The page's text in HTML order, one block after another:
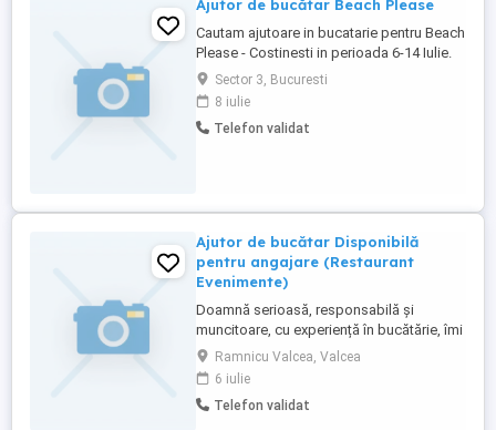
Ajutor de bucătar Beach Please
Cautam ajutoare in bucatarie pentru Beach
Please - Costinesti in perioada 6-14 Iulie.
Oferim salariu, masă și cazare in camping-
ul festivalului. Cei interesati pot suna la:
Sector 3, Bucuresti
8 iulie
Telefon validat
Ajutor de bucătar Disponibilă
pentru angajare (Restaurant
Evenimente)
Doamnă serioasă, responsabilă și
muncitoare, cu experiență în bucătărie, îmi
caut un loc de muncă ca ajutor de bucătar
în restaurant, pensiune, catering sau la
evenimente. Sunt o persoană organizată,
mă adaptez rapid, respect regulile de
Ramnicu Valcea, Valcea
6 iulie
Telefon validat